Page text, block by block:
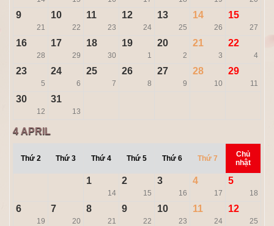
9
21
10
22
11
23
12
24
13
25
14
26
15
27
16
28
17
29
18
30
19
1
20
2
21
3
22
4
23
5
24
6
25
7
26
8
27
9
28
10
29
11
30
12
31
13
4 APRIL
Thứ 2 Thứ 3 Thứ 4 Thứ 5 Thứ 6 Thứ 7
Chủ
nhật
1
14
2
15
3
16
4
17
5
18
6
19
7
20
8
21
9
22
10
23
11
24
12
25